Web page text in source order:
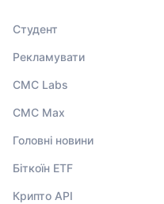
Студент
Рекламувати
CMC Labs
CMC Max
Головні новини
Біткоїн ETF
Крипто API